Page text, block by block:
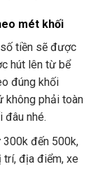
mét khối
số tiền sẽ được
hút lên từ bể
đúng khối
không phải toàn
đâu nhé.
đến 500k,
địa điểm, xe